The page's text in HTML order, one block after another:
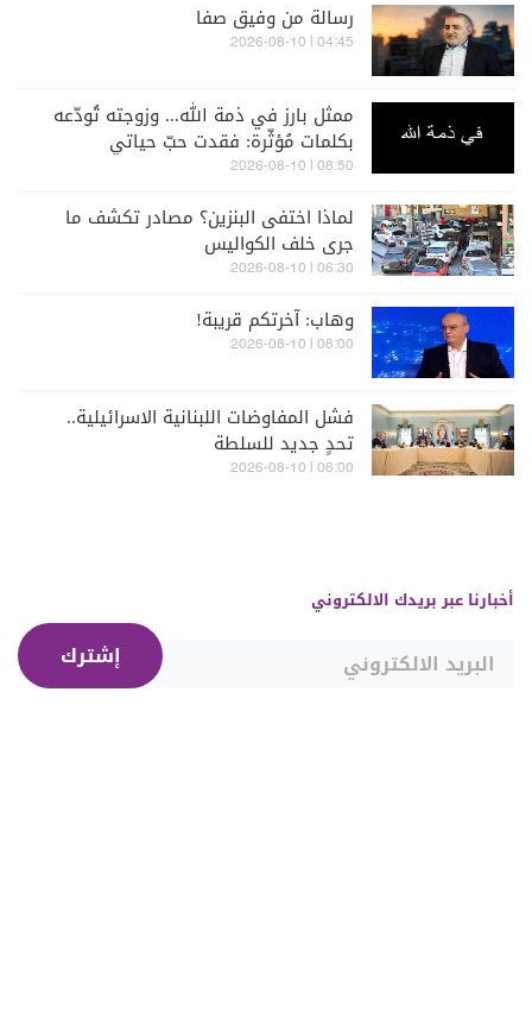
رسالة من وفيق صفا
04:45 | 2026-08-10
ممثل بارز في ذمة الله... وزوجته تُودّعه
بكلمات مُؤثّرة: فقدت حبّ حياتي
08:50 | 2026-08-10
لماذا اختفى البنزين؟ مصادر تكشف ما
جرى خلف الكواليس
06:30 | 2026-08-10
وهاب: آخرتكم قريبة!
08:00 | 2026-08-10
فشل المفاوضات اللبنانية الاسرائيلية..
تحدٍ جديد للسلطة
08:00 | 2026-08-10
أخبارنا عبر بريدك الالكتروني
إشترك